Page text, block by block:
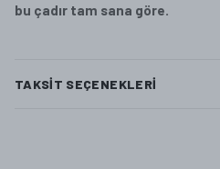
bu çadır tam sana göre.
TAKSIT SEÇENEKLERI